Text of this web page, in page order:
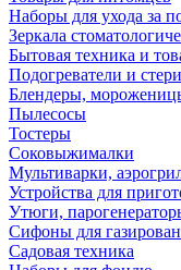
Наборы для ухода за
Зеркала
Бытовая техника и
Подогреватели и
Блендеры,
Пылесосы
Тостеры
Соковыжималки
Мультиварки,
Устройства для
Утюги,
Сифоны для
Садовая техника